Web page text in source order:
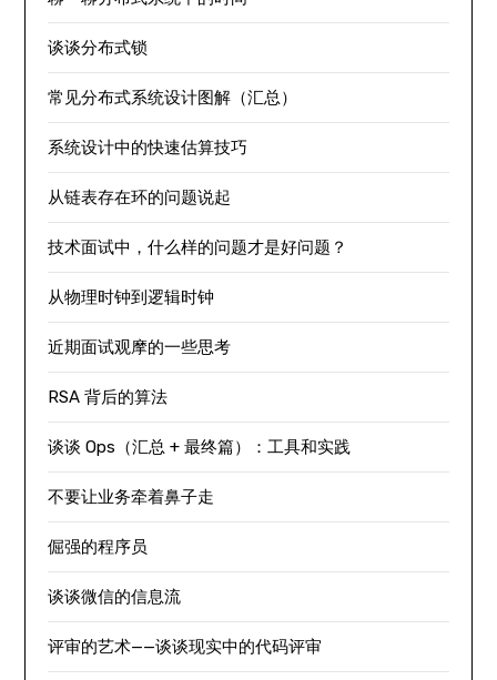
谈谈分布式锁
常见分布式系统设计图解（汇总）
系统设计中的快速估算技巧
从链表存在环的问题说起
技术面试中，什么样的问题才是好问题？
从物理时钟到逻辑时钟
近期面试观摩的一些思考
RSA 背后的算法
谈谈 Ops（汇总 + 最终篇）：工具和实践
不要让业务牵着鼻子走
倔强的程序员
谈谈微信的信息流
评审的艺术——谈谈现实中的代码评审